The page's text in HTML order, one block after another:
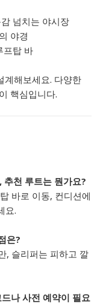
넘치는 야시장
야경
프탑 바
계해보세요. 다양한
핵심입니다.
추천 루트는 뭔가요?
바로 이동, 컨디션에
요.
은?
, 슬리퍼는 피하고 깔
나 사전 예약이 필요